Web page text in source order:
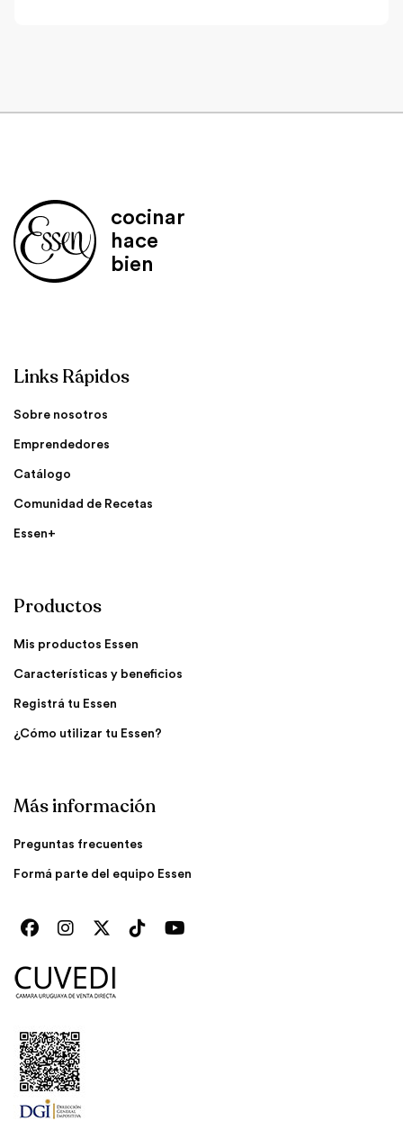
cocinar
hace
bien
Links Rápidos
Sobre nosotros
Emprendedores
Catálogo
Comunidad de Recetas
Essen+
Productos
Mis productos Essen
Características y beneficios
Registrá tu Essen
¿Cómo utilizar tu Essen?
Más información
Preguntas frecuentes
Formá parte del equipo Essen